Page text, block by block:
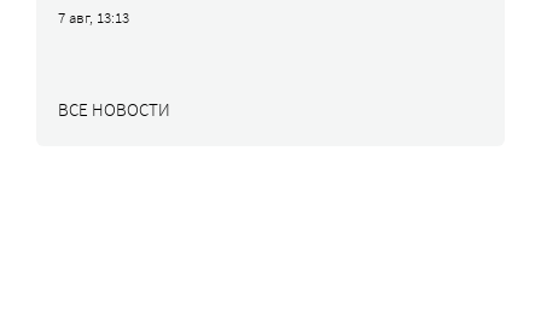
7 авг, 13:13
ВСЕ НОВОСТИ